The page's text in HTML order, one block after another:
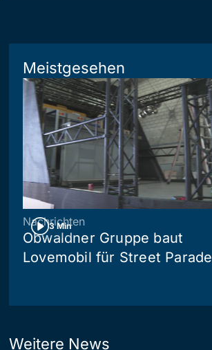
Meistgesehen
3 Min
Nachrichten
Obwaldner Gruppe baut
Lovemobil für Street Parade
Weitere News